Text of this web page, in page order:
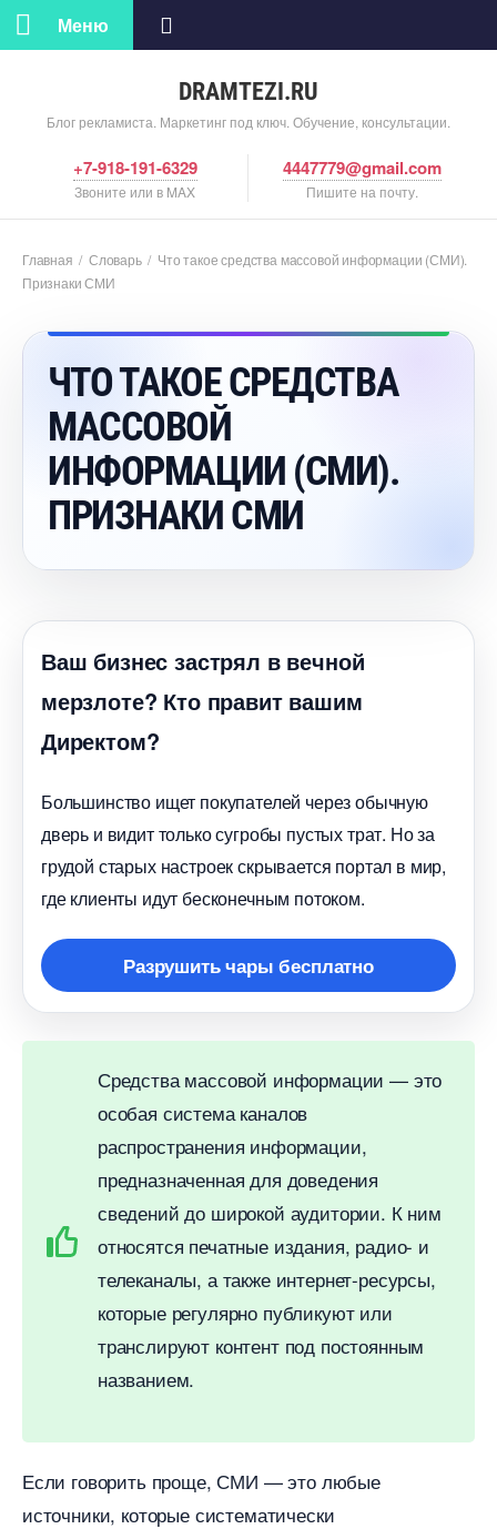
DRAMTEZI.RU
Блог рекламиста. Маркетинг под ключ. Обучение, консультации.
Меню
+7-918-191-6329
Звоните или в MAX
4447779@gmail.com
Пишите на почту.
Главная / Словарь/ Что такое средства массовой информации (СМИ).
Признаки СМИ
ЧТО ТАКОЕ СРЕДСТВА
МАССОВОЙ
ИНФОРМАЦИИ (СМИ).
ПРИЗНАКИ СМИ
аш бизнес застрял в вечной
мерзлоте? Кто правит вашим
Директом?
Большинство ищет покупателей через обычную
дверь и видит только сугробы пустых трат. Но за
рудой старых настроек скрывается портал в мир,
де клиенты идут бесконечным потоком.
Разрушить чары бесплатно
Средства массовой информации — это
особая система канало
распространения информации,
предназначенная для доведения
сведений до широкой аудитории. К ним
относятся печатные издания, радио- и
телеканалы, а также интернет-ресурсы,
которые регулярно публикуют или
транслируют контент под постоянным
названием.
Если говорить проще, СМИ — это любые
источники, которые систематически